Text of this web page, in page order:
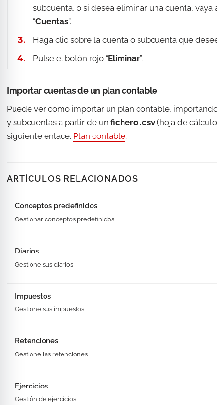
subcuenta, o si desea eliminar una cuenta, vaya
“Cuentas”.
Haga clic sobre la cuenta o subcuenta que
Pulse el botón rojo “Eliminar”.
Importar cuentas de un plan contable
Puede ver como importar un plan contable,
y subcuentas a partir de un fichero .csv (hoja de
siguiente enlace: Plan contable.
ARTÍCULOS RELACIONADOS
Conceptos predefinidos
Gestionar conceptos predefinidos
Diarios
Gestione sus diarios
Impuestos
Gestione sus impuestos
Retenciones
Gestione las retenciones
Ejercicios
Gestión de ejercicios